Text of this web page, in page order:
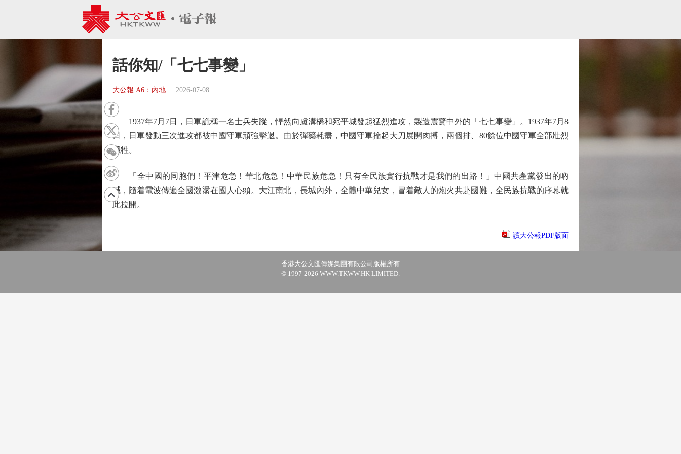
話你知/「七七事變」
大公報 A6：內地 2026-07-08
1937年7月7日，日軍詭稱一名士兵失蹤，悍然向盧溝橋和宛平城發起猛烈進攻，製造震驚中外的「七七事變」。1937年7月8
日，日軍發動三次進攻都被中國守軍頑強擊退。由於彈藥耗盡，中國守軍掄起大刀展開肉搏，兩個排、80餘位中國守軍全部壯烈
犧牲。
「全中國的同胞們！平津危急！華北危急！中華民族危急！只有全民族實行抗戰才是我們的出路！」中國共產黨發出的吶
喊，隨着電波傳遍全國激盪在國人心頭。大江南北，長城內外，全體中華兒女，冒着敵人的炮火共赴國難，全民族抗戰的序幕就
此拉開。
讀大公報PDF版面
香港大公文匯傳媒集團有限公司版權所有
© 1997-2026 WWW.TKWW.HK LIMITED.